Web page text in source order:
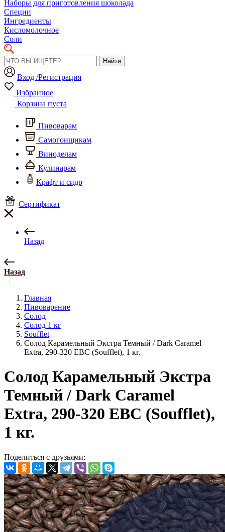
Наборы для приготовления шоколада
Специи
Ингредиенты
Кисломолочное
Соли
Найти
Вход /Регистрация
Избранное
Корзина пуста
Пивоварам
Самогонщикам
Виноделам
Кулинарам
Крафт и сидр
Сертификат
Назад
Назад
Главная
Пивоварение
Солод
Солод 1 кг
Soufflet
Солод Карамельный Экстра Темный / Dark Caramel
Extra, 290-320 EBC (Soufflet), 1 кг.
Солод Карамельный Экстра
Темный / Dark Caramel
Extra, 290-320 EBC (Soufflet),
1 кг.
Поделиться с друзьями: